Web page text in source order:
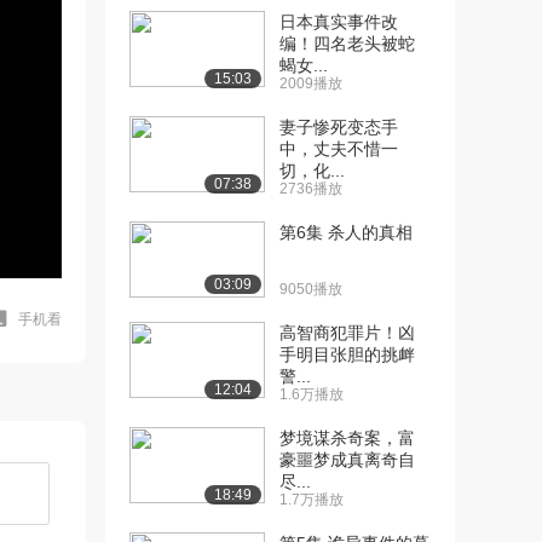
手机看
15:03
日本真实事件改
编！四名老头被蛇
蝎女...
2009播放
07:38
妻子惨死变态手
中，丈夫不惜一
切，化...
2736播放
03:09
第6集 杀人的真相
9050播放
12:04
高智商犯罪片！凶
手明目张胆的挑衅
警...
1.6万播放
18:49
梦境谋杀奇案，富
豪噩梦成真离奇自
尽...
1.7万播放